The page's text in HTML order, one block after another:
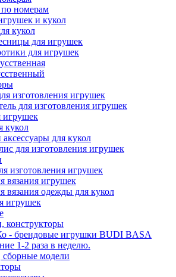
номерам
и кукол
кукол
для игрушек
для игрушек
изготовления игрушек
для изготовления игрушек
игрушек
кукол
для кукол
для изготовления игрушек
изготовления игрушек
вязания игрушек
вязания одежды для кукол
игрушек
конструкторы
- брендовые игрушки BUDI BASA
1-2 раза в неделю.
модели